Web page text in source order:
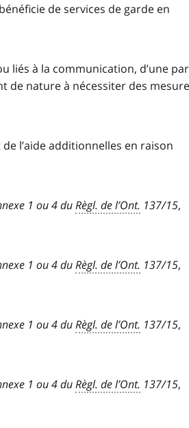
de services de garde en
liés à la communication, d’une
de nature à nécessiter des
l’aide additionnelles en raison
1 ou 4 duRègl. de l’Ont. 137/15,
1 ou 4 duRègl. de l’Ont. 137/15,
1 ou 4 duRègl. de l’Ont. 137/15,
1 ou 4 duRègl. de l’Ont. 137/15,